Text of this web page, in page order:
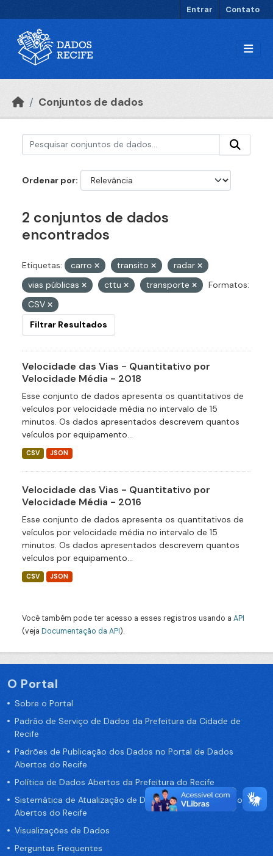
Entrar Contato
Conjuntos de dados
Ordenar por
2 conjuntos de dados
encontrados
Etiquetas: carro transito
radar
vias públicas
cttu transporte
Formatos:
CSV
Filtrar Resultados
Velocidade das Vias - Quantitativo por
Velocidade Média - 2018
Esse conjunto de dados apresenta os quantitativos de
veículos por velocidade média no intervalo de 15
minutos. Os dados apresentados descrevem quantos
veículos por equipamento...
CSV JSON
Velocidade das Vias - Quantitativo por
Velocidade Média - 2016
Esse conjunto de dados apresenta os quantitativos de
veículos por velocidade média no intervalo de 15
minutos. Os dados apresentados descrevem quantos
veículos por equipamento...
CSV JSON
Você também pode ter acesso a esses registros usando a API
(veja Documentação da API).
O Portal
Sobre o Portal
Padrão de Serviço de Dados da Prefeitura da Cidade de
Recife
Padrões de Publicação dos Dados no Portal de Dados
Abertos do Recife
Política de Dados Abertos da Prefeitura do Recife
Sistemática de Atualização de Dados do Portal de Dados
Abertos do Recife
Visualizações de Dados
Perguntas Frequentes